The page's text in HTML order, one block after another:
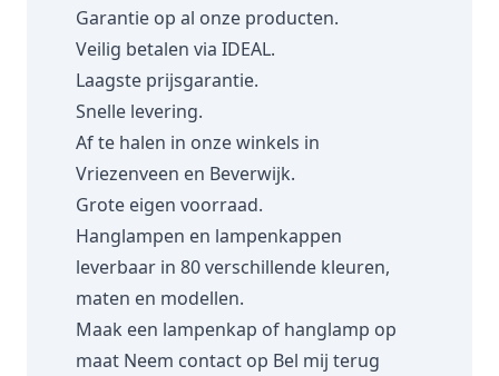
Garantie op al onze producten.
Veilig betalen via IDEAL.
Laagste prijsgarantie.
Snelle levering.
Af te halen in onze winkels in
Vriezenveen en Beverwijk.
Grote eigen voorraad.
Hanglampen en lampenkappen
leverbaar in 80 verschillende kleuren,
maten en modellen.
Maak een lampenkap of hanglamp op
maat Neem contact op Bel mij terug